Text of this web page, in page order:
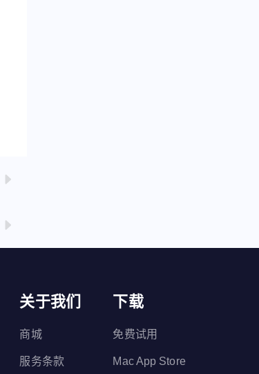
关于我们
商城
服务条款
下载
免费试用
Mac App Store